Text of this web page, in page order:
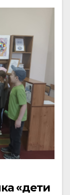
«дети